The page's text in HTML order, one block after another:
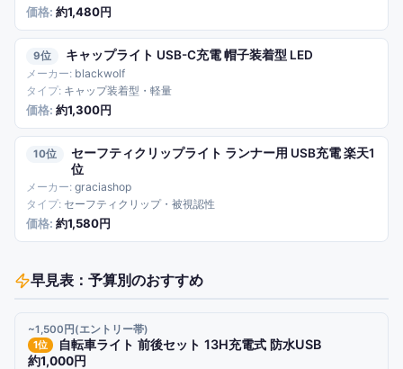
約1,480円
9 キャップライト USB-C充電 帽子装着型 LED
blackwolf
キャップ装着型・軽量
約1,300円
10
セーフティクリップライト ランナー用 USB充電 楽天1
位
graciashop
セーフティクリップ・被視認性
約1,580円
早見表：予算別のおすすめ
~1,500円(エントリー帯)
1位 自転車ライト 前後セット 13H充電式 防水USB
約1,000円